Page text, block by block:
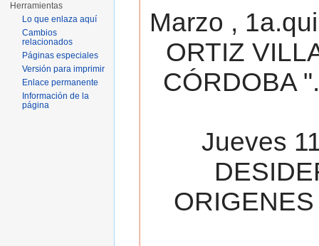
Marzo ,
ORTIZ
CÓRDOBA
Jueves
Herramientas
Lo que enlaza aquí
Cambios
relacionados
Páginas especiales
Versión para imprimir
Enlace permanente
Información de la
página